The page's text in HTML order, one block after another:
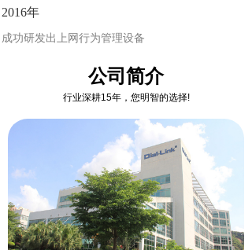
2016年
成功研发出上网行为管理设备
公司简介
行业深耕15年，您明智的选择!